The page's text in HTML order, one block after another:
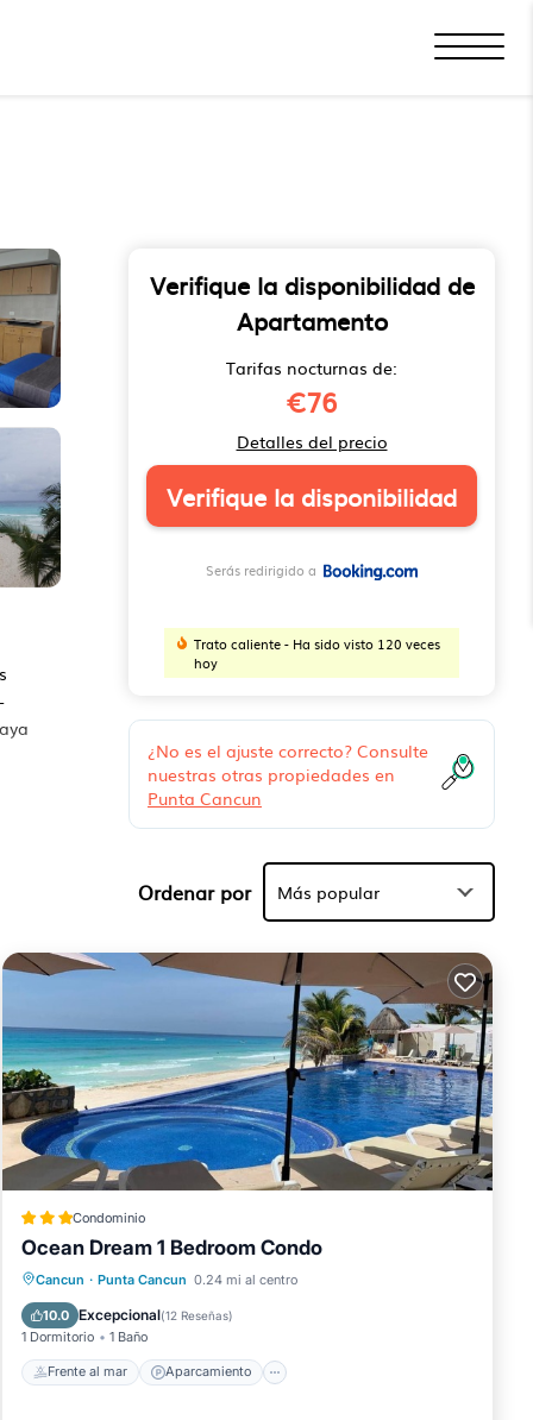
Verifique la disponibilidad de
Apartamento
Tarifas nocturnas de:
€76
Detalles del precio
Verifique la disponibilidad
Serás redirigido a
Trato caliente - Ha sido visto 120 veces
hoy
¿No es el ajuste correcto? Consulte
nuestras otras propiedades en
Punta Cancun
Ordenar por Más popular
Condominio
Ocean Dream 1 Bedroom Condo
Cancun · Punta Cancun 0.24 mi al centro
10.0 Excepcional(12 Reseñas)
1 Dormitorio 1 Baño
Frente al mar Aparcamiento
Frente al mar Aparcamiento
Spa